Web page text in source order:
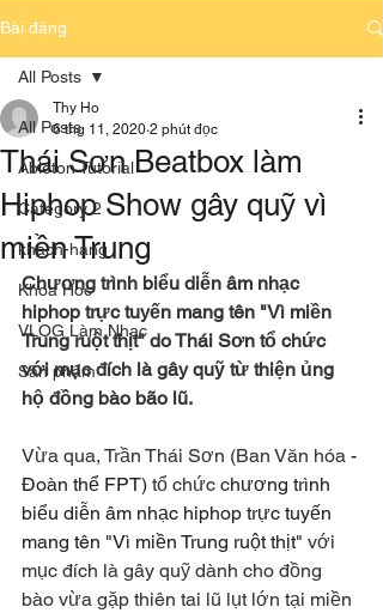
Bài đăng
All Posts
Ableton Tutorial
Category 2
khach-hang
Khoa Hoc
VLOG Làm Nhạc
Sản phẩm
All Posts
Thái Sơn Beatbox làm
Hiphop Show gây quỹ vì
miền Trung
Thy Ho
6 thg 11, 2020 2 phút đọc
Chương trình biểu diễn âm nhạc
hiphop trực tuyến mang tên "Vì miền
Trung ruột thịt" do Thái Sơn tổ chức
với mục đích là gây quỹ từ thiện ủng
hộ đồng bào bão lũ.
Vừa qua, Trần Thái Sơn (Ban Văn hóa -
Đoàn thể FPT) tổ chức chương trình
biểu diễn âm nhạc hiphop trực tuyến
mang tên "Vì miền Trung ruột thịt" với
mục đích là gây quỹ dành cho đồng
bào vừa gặp thiên tai lũ lụt lớn tại miền